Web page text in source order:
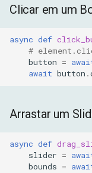
Clicar em um
async def
#
button =
await button .
Arrastar um
async def
slider =
bounds =